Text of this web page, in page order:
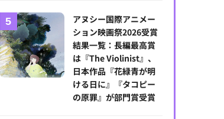
アヌシー国際アニメー
ション映画祭2026受賞
結果一覧：長編最高賞
は『The Violinist』、
日本作品『花緑青が明
ける日に』『タコピー
の原罪』が部門賞受賞